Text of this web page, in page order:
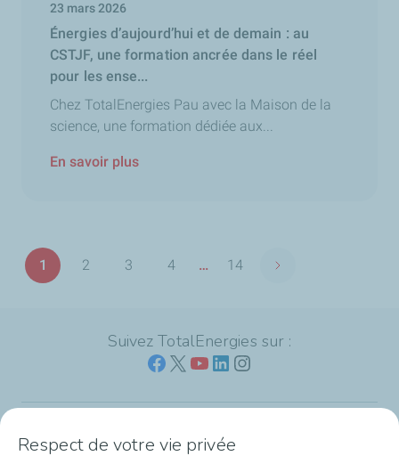
23 mars 2026
Énergies d’aujourd’hui et de demain : au
CSTJF, une formation ancrée dans le réel
pour les ense...
Chez TotalEnergies Pau avec la Maison de la
science, une formation dédiée aux...
En savoir plus
Pagination
Page
1
Page
2
Page
3
Page
4 …
Dernière
14
Page suivante
Suivez TotalEnergies sur :
Nos sites
Respect de votre vie privée